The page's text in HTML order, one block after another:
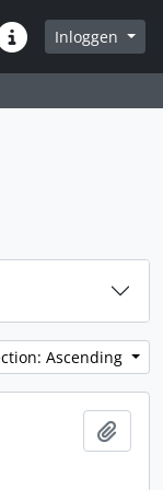
links
Inloggen
Ascending